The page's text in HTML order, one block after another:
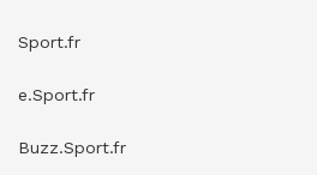
Sport.fr
e.Sport.fr
Buzz.Sport.fr